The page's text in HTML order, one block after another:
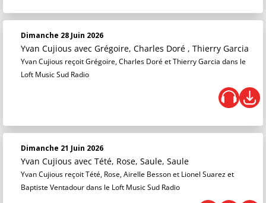
Dimanche 28 Juin 2026
Yvan Cujious avec Grégoire, Charles Doré , Thierry Garcia
Yvan Cujious reçoit Grégoire, Charles Doré et Thierry Garcia dans le
Loft Music Sud Radio
Dimanche 21 Juin 2026
Yvan Cujious avec Tété, Rose, Saule, Saule
Yvan Cujious reçoit Tété, Rose, Airelle Besson et Lionel Suarez et
Baptiste Ventadour dans le Loft Music Sud Radio